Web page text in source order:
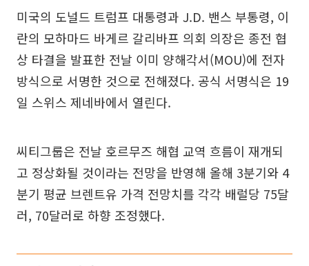
미국의 도널드 트럼프 대통령과 J.D. 밴스 부통령, 이
란의 모하마드 바게르 갈리바프 의회 의장은 종전 협
상 타결을 발표한 전날 이미 양해각서(MOU)에 전자
방식으로 서명한 것으로 전해졌다. 공식 서명식은 19
일 스위스 제네바에서 열린다.
씨티그룹은 전날 호르무즈 해협 교역 흐름이 재개되
고 정상화될 것이라는 전망을 반영해 올해 3분기와 4
분기 평균 브렌트유 가격 전망치를 각각 배럴당 75달
러, 70달러로 하향 조정했다.